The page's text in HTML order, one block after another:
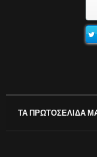
ΤΑ ΠΡΩΤΟΣΕΛΙΔΑ